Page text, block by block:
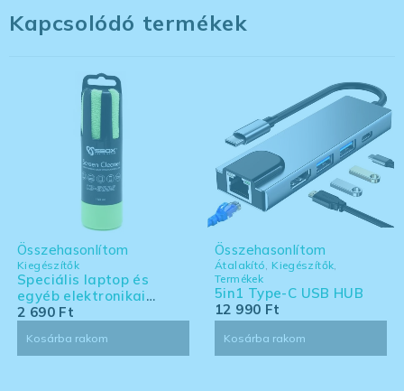
Kapcsolódó termékek
Kiegészítők
Speciális laptop és
egyéb elektronikai
eszköz tisztító készlet -
Összehasonlítom
2 690 Ft
Kosárba rakom
Átalakító, Kiegészítők,
Termékek
5in1 Type-C USB HUB
Összehasonlítom
12 990 Ft
Kosárba rakom